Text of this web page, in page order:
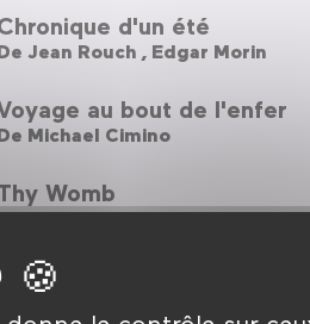
d'un été
Jean Rouch , Edgar Morin
au bout de l'enfer
Michael Cimino
Womb
Brillante Mendoza
Mépris